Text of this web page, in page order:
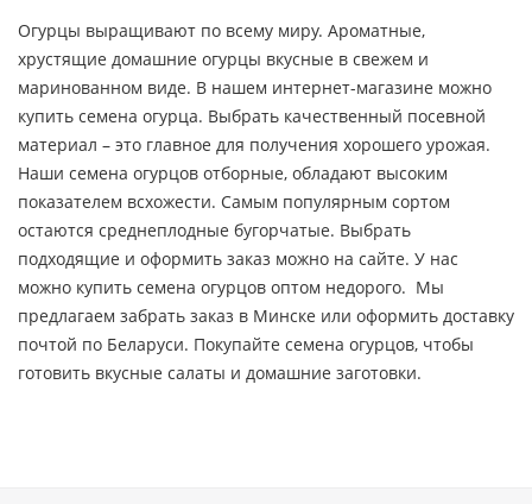
Огурцы выращивают по всему миру. Ароматные,
хрустящие домашние огурцы вкусные в свежем и
маринованном виде. В нашем интернет-магазине можно
купить семена огурца. Выбрать качественный посевной
материал – это главное для получения хорошего урожая.
Наши семена огурцов отборные, обладают высоким
показателем всхожести. Самым популярным сортом
остаются среднеплодные бугорчатые. Выбрать
подходящие и оформить заказ можно на сайте. У нас
можно купить семена огурцов оптом недорого. Мы
предлагаем забрать заказ в Минске или оформить доставку
почтой по Беларуси. Покупайте семена огурцов, чтобы
готовить вкусные салаты и домашние заготовки.